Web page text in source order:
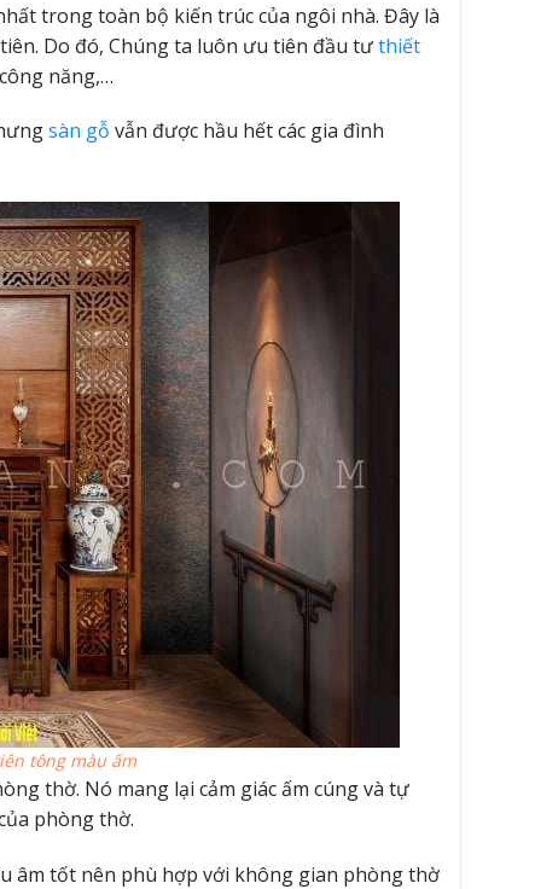
trong toàn bộ kiến trúc của ngôi nhà. Đây là
Do đó, Chúng ta luôn ưu tiên đầu tưthiết
năng,…
sàn gỗ vẫn được hầu hết các gia đình
tông màu ấm
thờ. Nó mang lại cảm giác ấm cúng và tự
phòng thờ.
âm tốt nên phù hợp với không gian phòng thờ